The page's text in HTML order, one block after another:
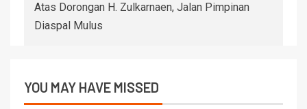
Atas Dorongan H. Zulkarnaen, Jalan Pimpinan
Diaspal Mulus
YOU MAY HAVE MISSED